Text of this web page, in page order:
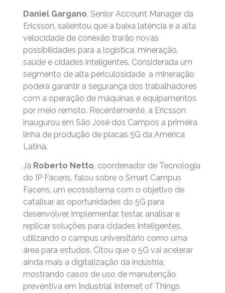
Daniel Gargano, Senior Account Manager da
Ericsson, salientou que a baixa latência e a alta
velocidade de conexão trarão novas
possibilidades para a logística, mineração,
saúde e cidades inteligentes. Considerada um
segmento de alta periculosidade, a mineração
poderá garantir a segurança dos trabalhadores
com a operação de máquinas e equipamentos
por meio remoto. Recentemente, a Ericsson
inaugurou em São José dos Campos a primeira
linha de produção de placas 5G da América
Latina.
Já Roberto Netto, coordenador de Tecnologia
do IP Facens, falou sobre o Smart Campus
Facens, um ecossistema com o objetivo de
catalisar as oportunidades do 5G para
desenvolver, implementar, testar, analisar e
replicar soluções para cidades inteligentes,
utilizando o campus universitário como uma
área para estudos. Citou que o 5G vai acelerar
ainda mais a digitalização da indústria,
mostrando casos de uso de manutenção
preventiva em Industrial Internet of Things